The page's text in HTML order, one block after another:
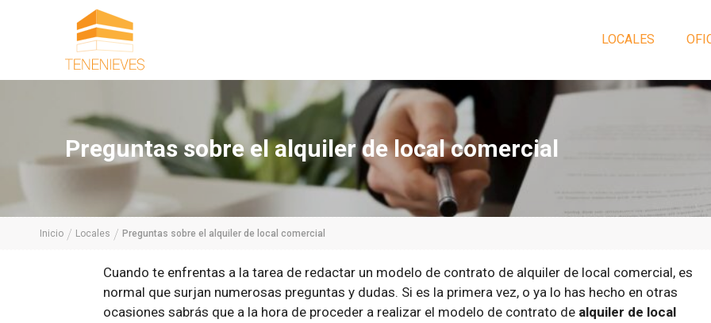
LOCALES
Preguntas sobre el alquiler de local comercial
Inicio / Locales / Preguntas sobre el alquiler de local comercial
Cuando te enfrentas a la tarea de redactar un modelo de contrato de alquiler de local comercial, es
normal que surjan numerosas preguntas y dudas. Si es la primera vez, o ya lo has hecho en otras
ocasiones sabrás que a la hora de proceder a realizar el modelo de contrato de alquiler de local